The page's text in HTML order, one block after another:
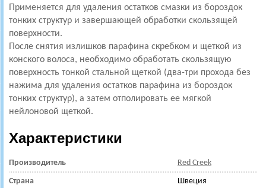
Применяется для удаления остатков смазки из бороздок
тонких структур и завершающей обработки скользящей
поверхности.
После снятия излишков парафина скребком и щеткой из
конского волоса, необходимо обработать скользящую
поверхность тонкой стальной щеткой (два-три прохода без
нажима для удаления остатков парафина из бороздок
тонких структур), а затем отполировать ее мягкой
нейлоновой щеткой.
Характеристики
Производитель Red Creek
Страна Швеция